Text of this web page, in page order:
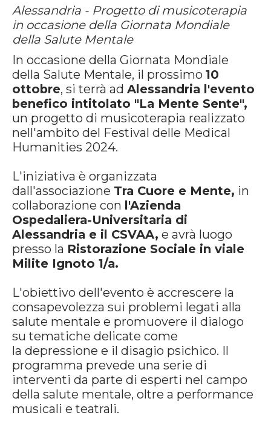
Alessandria - Progetto di musicoterapia
in occasione della Giornata Mondiale
della Salute Mentale
In occasione della Giornata Mondiale
della Salute Mentale, il prossimo 10
ottobre, si terrà ad Alessandria l'evento
benefico intitolato "La Mente Sente",
un progetto di musicoterapia realizzato
nell'ambito del Festival delle Medical
Humanities 2024.
L'iniziativa è organizzata
dall'associazione Tra Cuore e Mente, in
collaborazione con l'Azienda
Ospedaliera-Universitaria di
Alessandria e il CSVAA, e avrà luogo
presso la Ristorazione Sociale in viale
Milite Ignoto 1/a.
L'obiettivo dell'evento è accrescere la
consapevolezza sui problemi legati alla
salute mentale e promuovere il dialogo
su tematiche delicate come
la depressione e il disagio psichico. Il
programma prevede una serie di
interventi da parte di esperti nel campo
della salute mentale, oltre a performance
musicali e teatrali.